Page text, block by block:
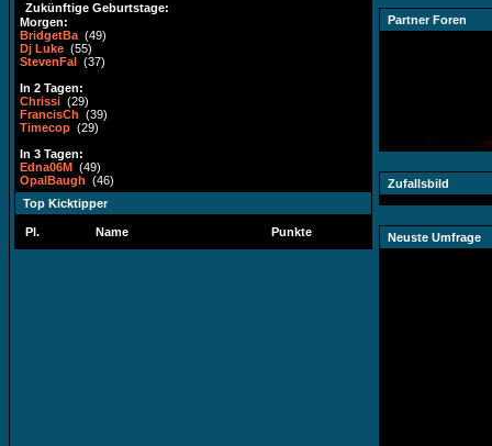
Zukünftige Geburtstage:
Morgen:
BridgetBa (49)
Dj Luke (55)
StevenFal (37)
In 2 Tagen:
Chrissi (29)
FrancisCh (39)
Timecop (29)
In 3 Tagen:
Edna06M (49)
OpalBaugh (46)
Top Kicktipper
Pl. Name Punkte
Partner Foren
Zufallsbild
Neuste Umfrage